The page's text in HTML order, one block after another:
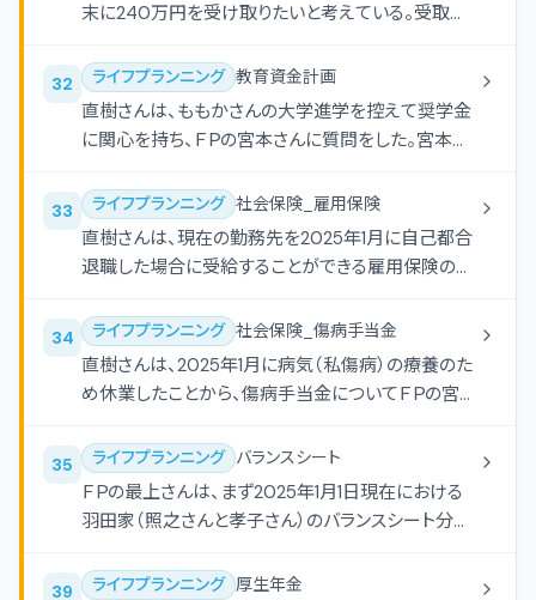
末に240万円を受け取りたいと考えている。受取期
取り開始年の初めにいくらの資金があればよいか。
円
32 ライフプランニング 教育資金計画
直樹さんは、ももかさんの大学進学を控えて奨学金
に関心を持ち、ＦＰの宮本さんに質問をした。宮本さ
的な取扱いについて説明する際に使用した下表の
空欄（ア）-（ウ）にあてはまる数値および語句の組み
合わせとして、最も適切なものはどれか。なお、記載
33 ライフプランニング 社会保険_雇用保険
直樹さんは、現在の勤務先を2025年1月に自己都合
退職した場合に受給することができる雇用保険の基
＜資料＞に基づく基本手当に関する次の（ア）-（エ）
の記述について、適切なものには○、不適切なもの
には×を解答欄に記入しなさい。なお、個別延長給付
のとする。 （ア）空欄（ａ）にあてはまる語句は、「離職
の日の翌日から1年間」である。 （イ）空欄（ｂ）にあて
はまる語句は、「離職の日の翌日から2年間」である。
（ウ）空欄（ｃ）にあてはまる語句は、「330日」であ
る。
34 ライフプランニング 社会保険_傷病手当金
直樹さんは、2025年1月に病気（私傷病）の療養のた
め休業したことから、傷病手当金についてＦＰの宮本
が受け取ることができる傷病手当金に関する次の記
述の空欄（ア）-（ウ）にあてはまる適切な語句または
数値を語群の中から選び、その番号のみを解答欄に
管掌健康保険（協会けんぽ）の被保険者である。ま
た、記載のない事項については一切考慮しないもの
35 ライフプランニング バランスシート
ＦＰの最上さんは、まず2025年1月1日現在における
羽田家（照之さんと孝子さん）のバランスシート分析
値を計算しなさい。
39 ライフプランニング 厚生年金